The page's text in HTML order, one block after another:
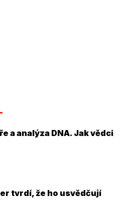
a analýza DNA. Jak vědci
tvrdí, že ho usvědčují